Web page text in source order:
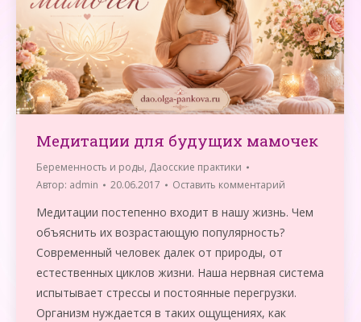
Медитации для будущих мамочек
Беременность и роды, Даосские практики
Автор: admin 20.06.2017 Оставить комментарий
Медитации постепенно входит в нашу жизнь. Чем
объяснить их возрастающую популярность?
Современный человек далек от природы, от
естественных циклов жизни. Наша нервная система
испытывает стрессы и постоянные перегрузки.
Организм нуждается в таких ощущениях, как